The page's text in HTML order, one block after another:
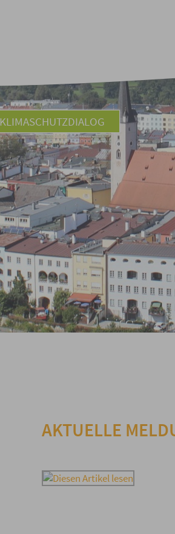
KLIMASCHUTZDIALOG
AKTUELLE